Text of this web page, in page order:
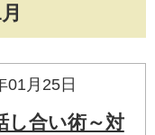
01月25日
し合い術～対